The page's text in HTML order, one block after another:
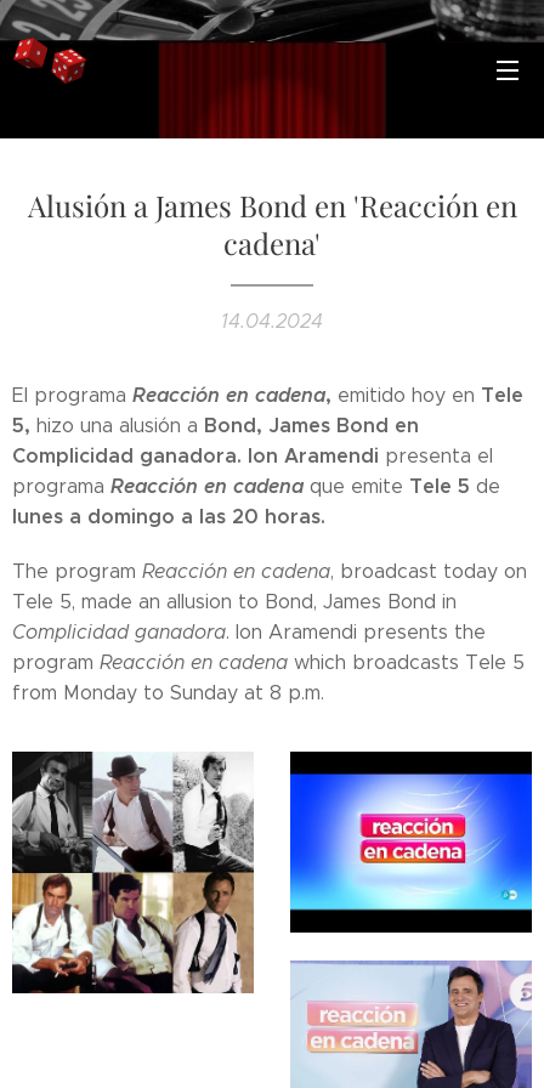
Alusión a James Bond en 'Reacción en
cadena'
14.04.2024
El programa Reacción en cadena, emitido hoy en Tele
5, hizo una alusión a Bond, James Bond en
Complicidad ganadora. Ion Aramendi presenta el
programa Reacción en cadena que emite Tele 5 de
lunes a domingo a las 20 horas.
The program Reacción en cadena, broadcast today on
Tele 5, made an allusion to Bond, James Bond in
Complicidad ganadora. Ion Aramendi presents the
program Reacción en cadena which broadcasts Tele 5
from Monday to Sunday at 8 p.m.